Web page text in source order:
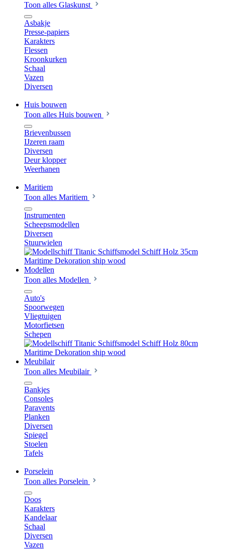
Toon alles Glaskunst
Asbakje
Presse-papiers
Karakters
Flessen
Kroonkurken
Schaal
Vazen
Diversen
Huis bouwen
Toon alles Huis bouwen
Brievenbussen
IJzeren raam
Diversen
Deur klopper
Weerhanen
Maritiem
Toon alles Maritiem
Instrumenten
Scheepsmodellen
Diversen
Stuurwielen
Modellen
Toon alles Modellen
Auto's
Spoorwegen
Vliegtuigen
Motorfietsen
Schepen
Meubilair
Toon alles Meubilair
Bankjes
Consoles
Paravents
Planken
Diversen
Spiegel
Stoelen
Tafels
Porselein
Toon alles Porselein
Doos
Karakters
Kandelaar
Schaal
Diversen
Vazen